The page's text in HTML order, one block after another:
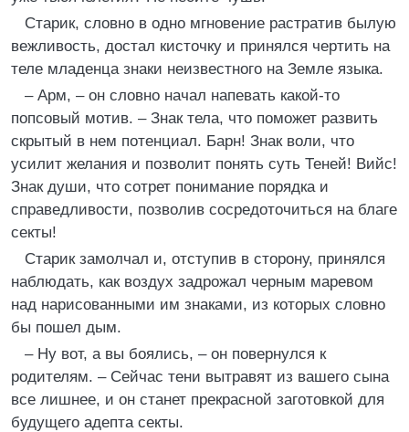
Старик, словно в одно мгновение растратив былую
вежливость, достал кисточку и принялся чертить на
теле младенца знаки неизвестного на Земле языка.
– Арм, – он словно начал напевать какой-то
попсовый мотив. – Знак тела, что поможет развить
скрытый в нем потенциал. Барн! Знак воли, что
усилит желания и позволит понять суть Теней! Вийс!
Знак души, что сотрет понимание порядка и
справедливости, позволив сосредоточиться на благе
секты!
Старик замолчал и, отступив в сторону, принялся
наблюдать, как воздух задрожал черным маревом
над нарисованными им знаками, из которых словно
бы пошел дым.
– Ну вот, а вы боялись, – он повернулся к
родителям. – Сейчас тени вытравят из вашего сына
все лишнее, и он станет прекрасной заготовкой для
будущего адепта секты.